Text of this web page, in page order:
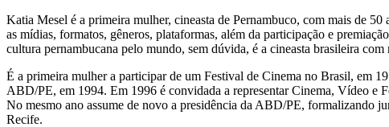
Katia Mesel é a primeira mulher, cineasta de Pernambuco, com mais de
as mídias, formatos, gêneros, plataformas, além da participação e
cultura pernambucana pelo mundo, sem dúvida, é a cineasta brasileira
É a primeira mulher a participar de um Festival de Cinema no Brasil, em
ABD/PE, em 1994. Em 1996 é convidada a representar Cinema, Vídeo e
No mesmo ano assume de novo a presidência da ABD/PE, formalizando
Recife.